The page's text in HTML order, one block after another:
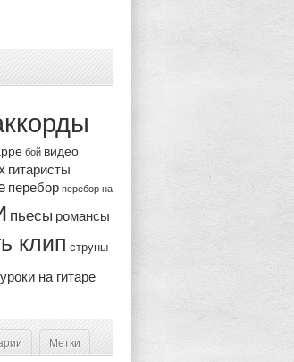
бой видео
гитаристы
перебор перебор на
пьесы романсы
клип струны
уроки на гитаре
Метки